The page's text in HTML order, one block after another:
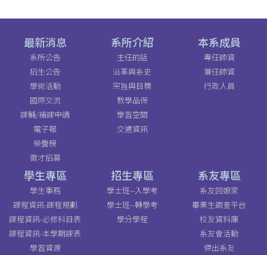
最新消息
系所公告
招生公告
學術活動
國際交流
課輔/補課申請
電子報
榮譽榜
徵才招募
系所介紹
主任的話
沿革與系史
宗旨與目標
教學品保
學習空間
交通資訊
本系成員
專任師資
兼任師資
行政人員
學生專區
學生事務
課程資訊-課程規劃
課程資訊-必修科目表
課程資訊-本學期課表
學習資源
招生專區
學士班--入學考
學士班--轉學考
學分學程
系友專區
系友回娘家
畢業生調查平台
校友資料庫
系友會活動
傑出系友